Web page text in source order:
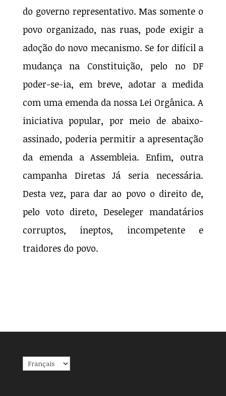
do governo representativo. Mas somente o
povo organizado, nas ruas, pode exigir a
adoção do novo mecanismo. Se for difícil a
mudança na Constituição, pelo no DF
poder-se-ia, em breve, adotar a medida
com uma emenda da nossa Lei Orgânica. A
iniciativa popular, por meio de abaixo-
assinado, poderia permitir a apresentação
da emenda a Assembleia. Enfim, outra
campanha Diretas Já seria necessária.
Desta vez, para dar ao povo o direito de,
pelo voto direto, Deseleger mandatários
corruptos, ineptos, incompetente e
traidores do povo.
Choisir